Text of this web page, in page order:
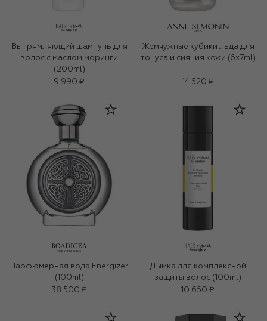
Выпрямляющий шампунь для
волос с маслом моринги
(200ml)
9 990 ₽
Жемчужные кубики льда для
тонуса и сияния кожи (6x7ml)
14 520 ₽
Парфюмерная вода Energizer
(100ml)
38 500 ₽
Дымка для комплексной
защиты волос (100ml)
10 650 ₽